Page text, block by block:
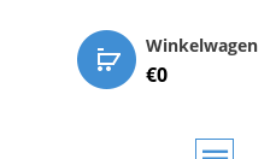
Winkelwagen
€0